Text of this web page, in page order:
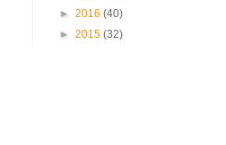
► 2016 (40)
► 2015 (32)